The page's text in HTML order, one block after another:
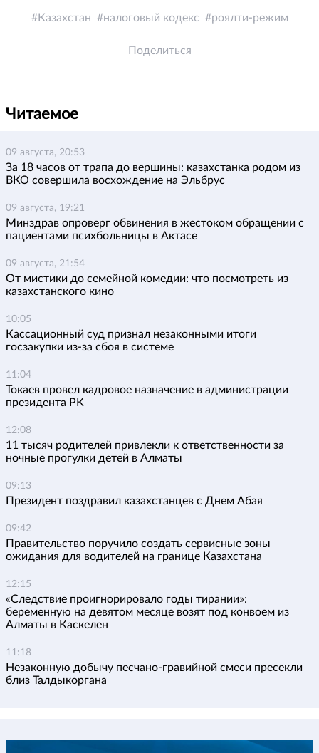
Казахстан налоговый кодекс роялти-режим
Поделиться
Читаемое
09 августа, 20:53
За 18 часов от трапа до вершины: казахстанка родом из
ВКО совершила восхождение на Эльбрус
09 августа, 19:21
Минздрав опроверг обвинения в жестоком обращении с
пациентами психбольницы в Актасе
09 августа, 21:54
От мистики до семейной комедии: что посмотреть из
казахстанского кино
10:05
Кассационный суд признал незаконными итоги
госзакупки из-за сбоя в системе
11:04
Токаев провел кадровое назначение в администрации
президента РК
12:08
11 тысяч родителей привлекли к ответственности за
ночные прогулки детей в Алматы
09:13
Президент поздравил казахстанцев с Днем Абая
09:42
Правительство поручило создать сервисные зоны
ожидания для водителей на границе Казахстана
12:15
«Следствие проигнорировало годы тирании»:
беременную на девятом месяце возят под конвоем из
Алматы в Каскелен
11:18
Незаконную добычу песчано-гравийной смеси пресекли
близ Талдыкоргана